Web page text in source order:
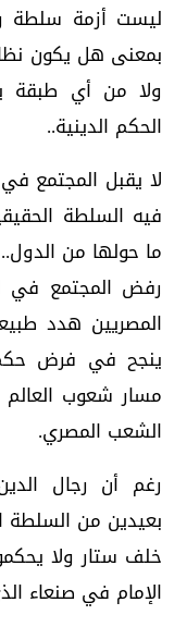
ليست أزمة سلطة
بمعنى هل يكون
ولا من أي طبقة
الحكم الدينية..
لا يقبل المجتمع
فيه السلطة
ما حولها من الدول..
رفض المجتمع في
المصريين هدد
ينجح في فرض
مسار شعوب العالم
الشعب المصري.
رغم أن رجال
بعيدين من السلطة
خلف ستار ولا
الإمام في صنعاء